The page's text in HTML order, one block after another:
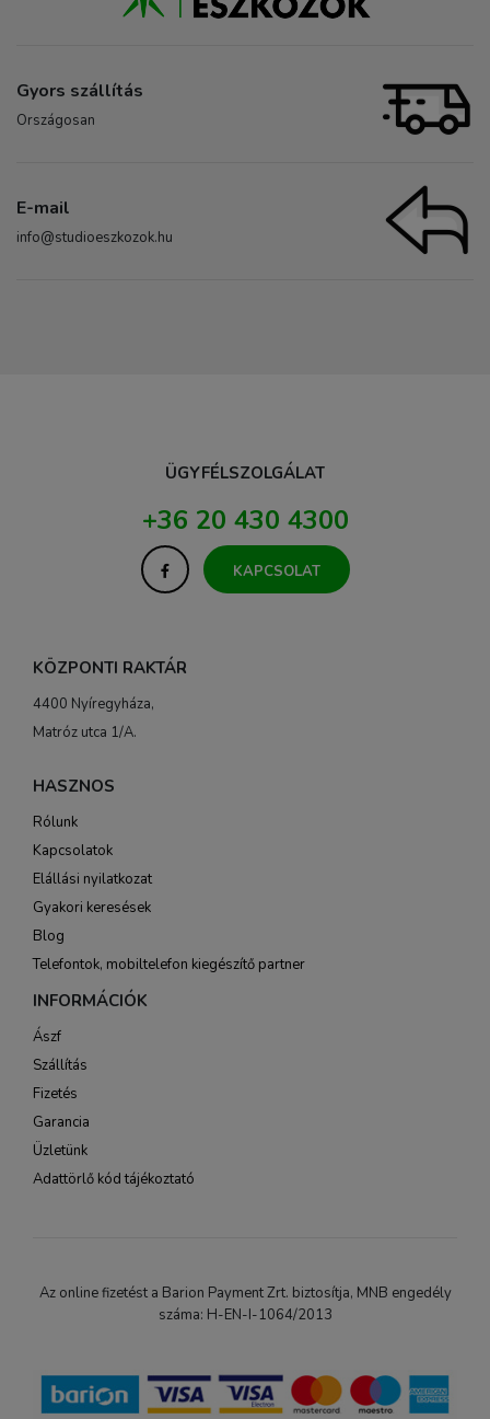
Gyors szállítás
Országosan
E-mail
info@studioeszkozok.hu
ÜGYFÉLSZOLGÁLAT
+36 20 430 4300
KAPCSOLAT
KÖZPONTI RAKTÁR
4400 Nyíregyháza,
Matróz utca 1/A.
HASZNOS
Rólunk
Kapcsolatok
Elállási nyilatkozat
Gyakori keresések
Blog
Telefontok, mobiltelefon kiegészítő partner
INFORMÁCIÓK
Ászf
Szállítás
Fizetés
Garancia
Üzletünk
Adattörlő kód tájékoztató
Az online fizetést a Barion Payment Zrt. biztosítja, MNB engedély
száma: H-EN-I-1064/2013